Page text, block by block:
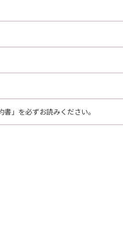
」を必ずお読みください。